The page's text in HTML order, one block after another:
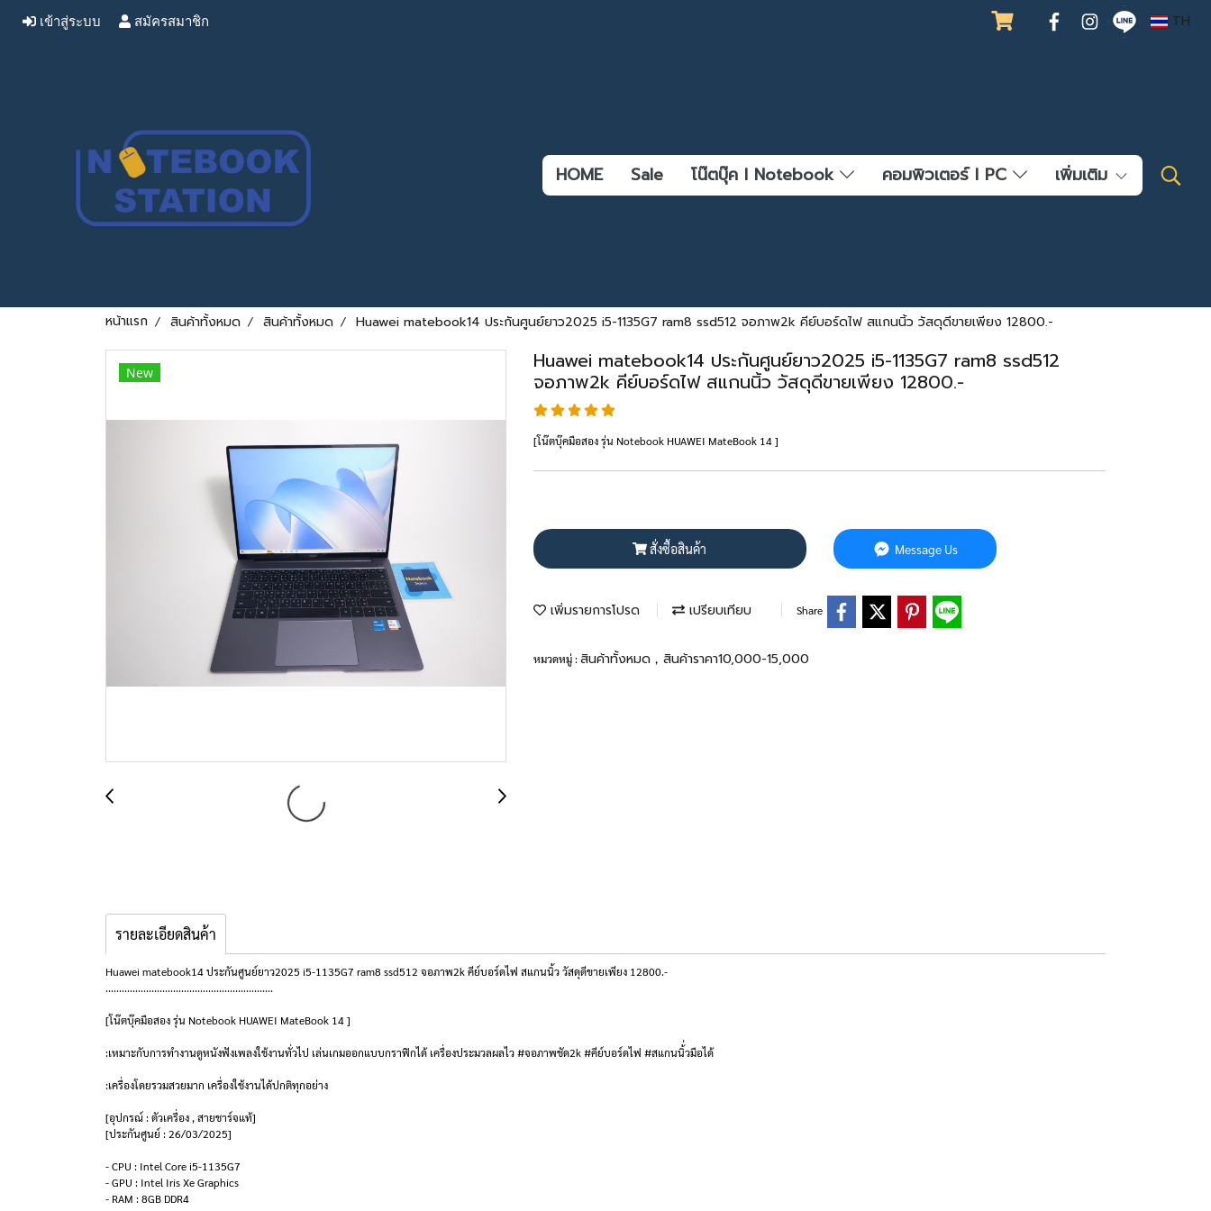
เข้าสู่ระบบ สมัครสมาชิก TH
HOME Sale โน๊ตบุ๊ค l Notebook คอมพิวเตอร์ l PC เพิ่มเติม
หน้าแรก สินค้าทั้งหมด สินค้าทั้งหมด Huawei matebook14 ประกันศูนย์ยาว2025 i5-1135G7 ram8 ssd512 จอภาพ2k คีย์บอร์ดไฟ สแกนนิ้ว วัสดุดีขายเพียง 12800.-
New
Huawei matebook14 ประกันศูนย์ยาว2025 i5-1135G7 ram8 ssd512
จอภาพ2k คีย์บอร์ดไฟ สแกนนิ้ว วัสดุดีขายเพียง 12800.-
[โน๊ตบุ๊คมือสอง รุ่น Notebook HUAWEI MateBook 14 ]
สั่งซื้อสินค้า Message Us
เพิ่มรายการโปรด เปรียบเทียบ Share
หมวดหมู่ :สินค้าทั้งหมด , สินค้าราคา10,000-15,000
รายละเอียดสินค้า
Huawei matebook14 ประกันศูนย์ยาว2025 i5-1135G7 ram8 ssd512 จอภาพ2k คีย์บอร์ดไฟ สแกนนิ้ว วัสดุดีขายเพียง 12800.-
..............................................................
[โน๊ตบุ๊คมือสอง รุ่น Notebook HUAWEI MateBook 14 ]
:เหมาะกับการทำงานดูหนังฟังเพลงใช้งานทั่วไป เล่นเกมออกแบบกราฟิกได้ เครื่องประมวลผลไว #จอภาพชัด2k #คีย์บอร์ดไฟ #สแกนนิ้่วมือได้
:เครื่องโดยรวมสวยมาก เครื่องใช้งานได้ปกติทุกอย่าง
[อุปกรณ์ : ตัวเครื่อง , สายชาร์จแท้]
[ประกันศูนย์ : 26/03/2025]
- CPU : Intel Core i5-1135G7
- GPU : Intel Iris Xe Graphics
- RAM : 8GB DDR4